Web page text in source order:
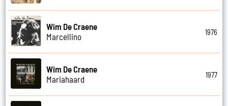
Wim De Craene
Marcellino
1976
Wim De Craene
Mariahaard
1977